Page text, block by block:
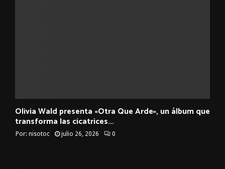
Olivia Wald presenta «Otra Que Arde», un álbum que
transforma las cicatrices...
Por: nisotoc julio 26, 2026 0